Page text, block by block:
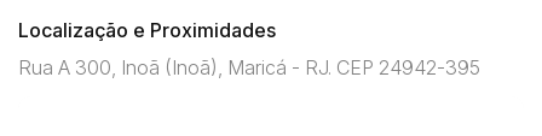
Localização e Proximidades
Rua A 300, Inoã (Inoã), Maricá - RJ. CEP 24942-395